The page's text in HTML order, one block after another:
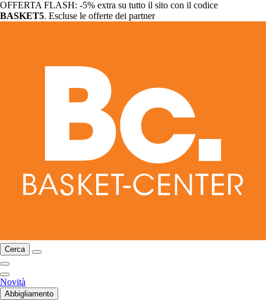
OFFERTA FLASH: -5% extra su tutto il sito con il codice
BASKET5. Escluse le offerte dei partner
Cerca
Novità
Abbigliamento